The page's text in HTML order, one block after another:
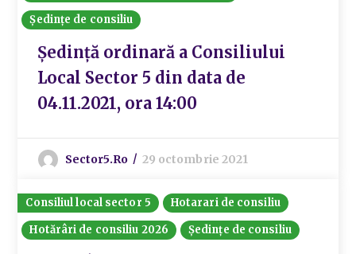
Ședințe de consiliu
Ședință ordinară a Consiliului
Local Sector 5 din data de
04.11.2021, ora 14:00
Sector5.ro 29 octombrie 2021
Consiliul local sector 5
Hotarari de consiliu
Hotărâri de consiliu 2026
Ședințe de consiliu